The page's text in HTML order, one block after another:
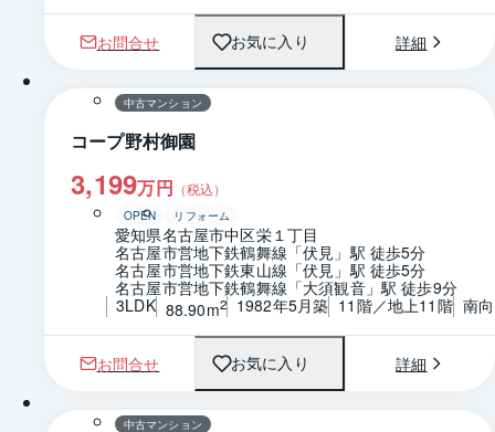
お問合せ お気に入り 詳細
1 / 0 間取り
中古マンション
コープ野村御園
3,199万円 （税込）
OPEN リフォーム
愛知県名古屋市中区栄１丁目
名古屋市営地下鉄鶴舞線「伏見」駅 徒歩5分
名古屋市営地下鉄東山線「伏見」駅 徒歩5分
名古屋市営地下鉄鶴舞線「大須観音」駅 徒歩9分
3LDK 88.90m2 1982年5月築 11階／地上11階 南
お問合せ お気に入り 詳細
1 / 0 間取り
中古マンション